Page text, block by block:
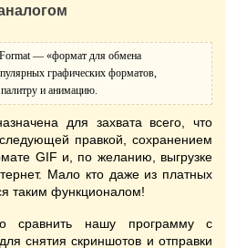
— «формат для обмена
графических форматов,
и анимацию.
для захвата всего, что
правкой, сохранением
GIF и, по желанию, выгрузке
Мало кто даже из платных
таким функционалом!
сравнить нашу программу с
снятия скриншотов и отправки